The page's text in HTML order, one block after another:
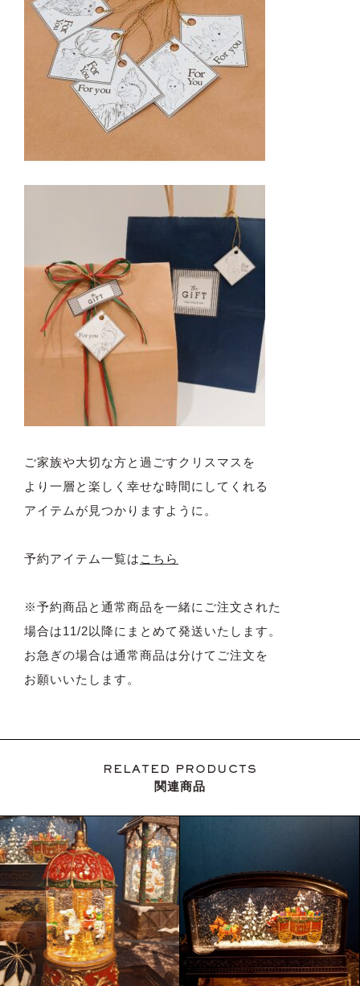
ご家族や大切な方と過ごすクリスマスを
より一層と楽しく幸せな時間にしてくれる
アイテムが見つかりますように。
予約アイテム一覧は こちら
※予約商品と通常商品を一緒にご注文された
場合は11/2以降にまとめて発送いたします。
お急ぎの場合は通常商品は分けてご注文を
お願いいたします。
RELATED PRODUCTS
関連商品